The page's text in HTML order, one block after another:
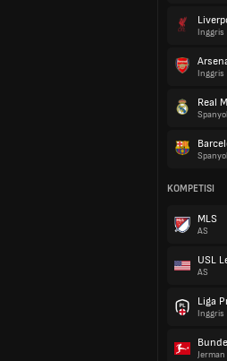
Inggris
Inggris
Real
Spanyol
Spanyol
KOMPETISI
MLS
AS
USL
AS
Liga
Inggris
Jerman